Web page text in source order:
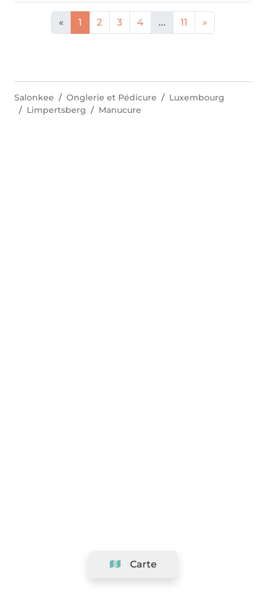
« 1 2 3 4 ... 11 »
Carte
Salonkee Onglerie et Pédicure
Luxembourg
Limpertsberg
Manucure